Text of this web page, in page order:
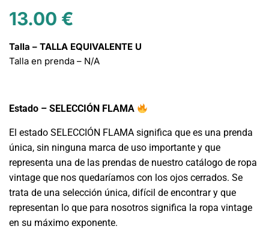
13.00 €
Talla – TALLA EQUIVALENTE U
Talla en prenda – N/A
Estado – SELECCIÓN FLAMA
El estado SELECCIÓN FLAMA significa que es una prenda
única, sin ninguna marca de uso importante y que
representa una de las prendas de nuestro catálogo de ropa
vintage que nos quedaríamos con los ojos cerrados. Se
trata de una selección única, difícil de encontrar y que
representan lo que para nosotros significa la ropa vintage
en su máximo exponente.